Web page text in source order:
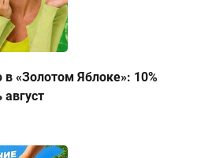
«Золотом Яблоке»: 10%